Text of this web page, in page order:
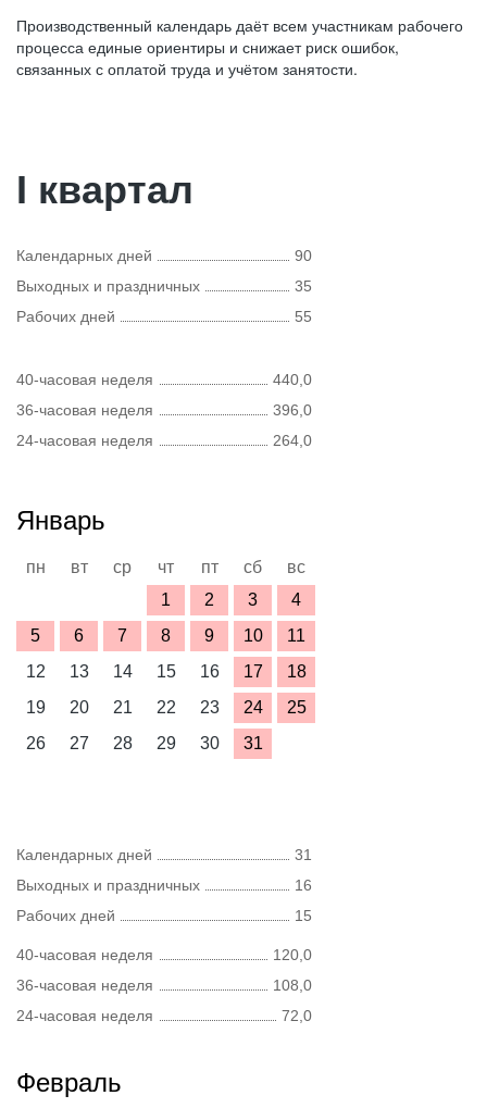
Производственный календарь даёт всем участникам рабочего
процесса единые ориентиры и снижает риск ошибок,
связанных с оплатой труда и учётом занятости.
I квартал
Календарных дней
90
Выходных и праздничных
35
Рабочих дней
55
40-часовая неделя
440,0
36-часовая неделя
396,0
24-часовая неделя
264,0
Январь
пн вт ср чт пт сб
вс
1
2 3
4
5
6 7 8 9 10
11
12
13 14 15 16 17
18
19
20 21 22 23 24
25
26
27 28 29 30 31
Календарных дней
31
Выходных и праздничных
16
Рабочих дней
15
40-часовая неделя
120,0
36-часовая неделя
108,0
24-часовая неделя
72,0
Февраль